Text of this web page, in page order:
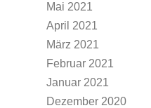
Mai 2021
April 2021
März 2021
Februar 2021
Januar 2021
Dezember 2020